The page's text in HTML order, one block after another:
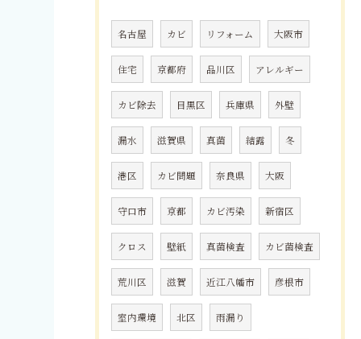
名古屋 カビ リフォーム 大阪市
住宅 京都府 品川区 アレルギー
カビ除去 目黒区 兵庫県 外壁
漏水 滋賀県 真菌 結露 冬
港区 カビ問題 奈良県 大阪
守口市 京都 カビ汚染 新宿区
クロス 壁紙 真菌検査 カビ菌検査
荒川区 滋賀 近江八幡市 彦根市
室内環境 北区 雨漏り